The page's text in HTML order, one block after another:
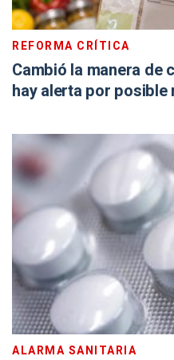
REFORMA CRÍTICA
Cambió la manera de
hay alerta por
ALARMA SANITARIA